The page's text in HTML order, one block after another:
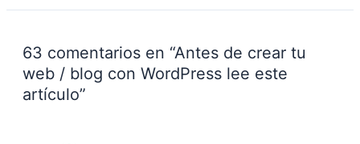
63 comentarios en “Antes de crear tu
web / blog con WordPress lee este
artículo”